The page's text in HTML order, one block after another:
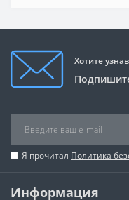
Хотите
Я прочитал Политика
Информация